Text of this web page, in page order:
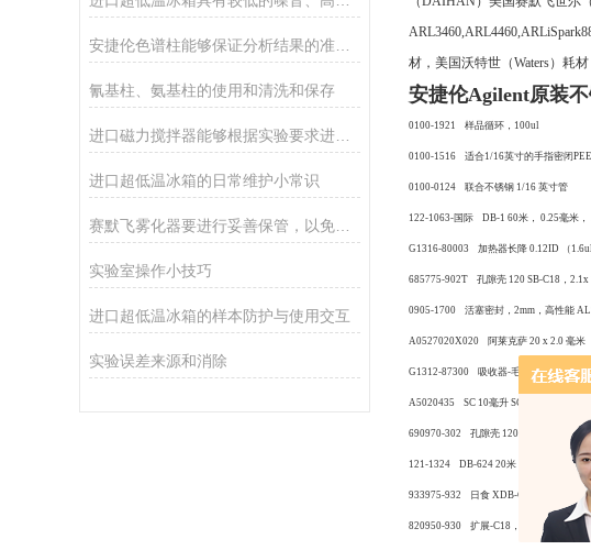
安捷伦色谱柱能够保证分析结果的准确性和可靠性
氰基柱、氨基柱的使用和清洗和保存
进口磁力搅拌器能够根据实验要求进行精细调节
进口超低温冰箱的日常维护小常识
赛默飞雾化器要进行妥善保管，以免产品遭到破坏
实验室操作小技巧
进口超低温冰箱的样本防护与使用交互
实验误差来源和消除
材，美国沃特世（Waters）耗
安捷伦Agilent原装
0100-1921 样品循环，100ul
0100-1516 适合1/16英寸的手指密闭
0100-0124 联合不锈钢 1/16 英寸管
122-1063-国际 DB-1 60米， 0.25毫米，
G1316-80003 加热器长降 0.12ID （1.6ul
685775-902T 孔隙壳 120 SB-C18，2.1x
0905-1700 活塞密封，2mm，高性能
A0527020X020 阿莱克萨 20 x 2.0 毫米
G1312-87300 吸收器-毛细管 500uL容积
A5020435 SC 10毫升 SCX 35毫克，
690970-302 孔隙壳 120， EC-C18，
121-1324 DB-624 20米， 0.18毫米，
933975-932 日食 XDB-C18 R.Res 3.5um
820950-930 扩展-C18， 护罩， 5u，